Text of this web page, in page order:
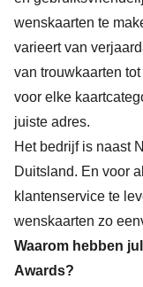
wenskaarten te
varieert van
van trouwkaarten
voor elke
juiste adres.
Het bedrijf is naast
Duitsland. En voor
klantenservice te
wenskaarten zo
Waarom hebben
Awards?